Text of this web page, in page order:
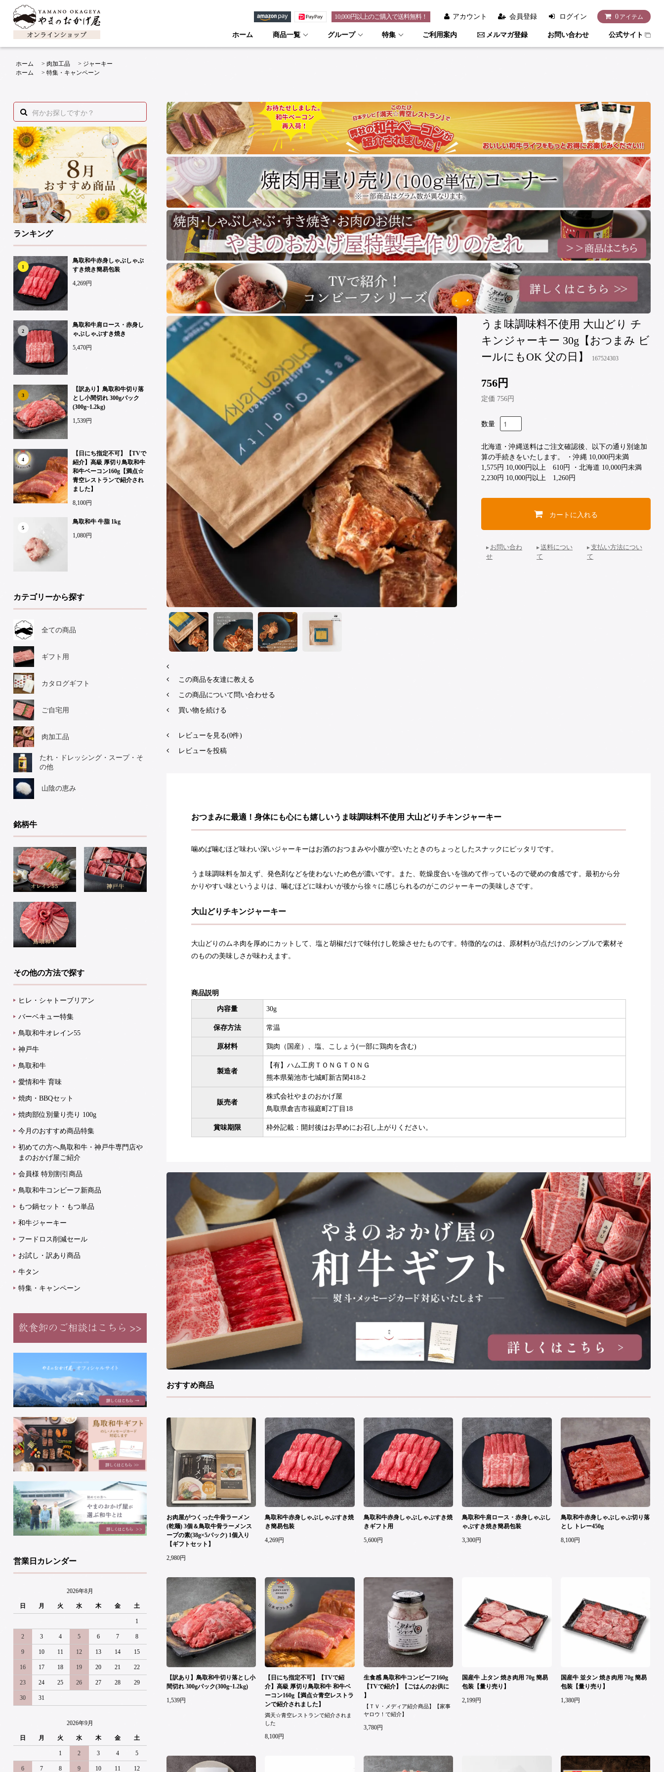
10,000円以上のご購入で送料無料！ アカウント 会員登録 ログイン 0 アイテム
ホーム 商品一覧 グループ 特集 ご利用案内 メルマガ登録 お問い合わせ 公式サイト
ホーム > 肉加工品 > ジャーキー
ホーム
> 特集・キャンペーン
ランキング
1
鳥取和牛赤身しゃぶしゃぶ
すき焼き簡易包装
4,269円
2
鳥取和牛肩ロース・赤身し
ゃぶしゃぶすき焼き
5,470円
3
【訳あり】鳥取和牛切り落
とし小間切れ 300gパック
(300g~1.2kg)
1,539円
4
【日にち指定不可】【TVで
紹介】高級 厚切り鳥取和牛
和牛ベーコン160g【満点☆
青空レストランで紹介され
ました】
8,100円
5
鳥取和牛 牛脂 1kg
1,080円
カテゴリーから探す
全ての商品
ギフト用
カタログギフト
ご自宅用
肉加工品
たれ・ドレッシング・スープ・そ
の他
山陰の恵み
銘柄牛
その他の方法で探す
ヒレ・シャトーブリアン
バーベキュー特集
鳥取和牛オレイン55
神戸牛
鳥取和牛
愛情和牛 育味
焼肉・BBQセット
焼肉部位別量り売り 100g
今月のおすすめ商品特集
初めての方へ鳥取和牛・神戸牛専門店や
まのおかげ屋ご紹介
会員様 特別割引商品
鳥取和牛コンビーフ新商品
もつ鍋セット・もつ単品
和牛ジャーキー
フードロス削減セール
お試し・訳あり商品
牛タン
特集・キャンペーン
営業日カレンダー
2026年8月
日 月 火 水 木 金 土
1
2 3 4 5 6 7 8
9 10 11 12 13 14 15
16 17 18 19 20 21 22
23 24 25 26 27 28 29
30 31
2026年9月
日 月 火 水 木 金 土
1 2 3 4 5
6 7 8 9 10 11 12
うま味調味料不使用 大山どり チ
キンジャーキー 30g【おつまみ ビ
ールにもOK 父の日】
167524303
756円
定価 756円
数量
北海道・沖縄送料はご注文確認後、以下の通り別途加
算の手続きをいたします。 ・沖縄 10,000円未満
1,575円 10,000円以上 610円 ・北海道 10,000円未満
2,230円 10,000円以上 1,260円
カートに入れる
お問い合わ
せ
送料につい
て
支払い方法につい
て
この商品を友達に教える
この商品について問い合わせる
買い物を続ける
レビューを見る(0件)
レビューを投稿
おつまみに最適！身体にも心にも嬉しいうま味調味料不使用 大山どりチキンジャーキー
噛めば噛むほど味わい深いジャーキーはお酒のおつまみや小腹が空いたときのちょっとしたスナックにピッタリです。
うま味調味料を加えず、発色剤などを使わないため色が濃いです。また、乾燥度合いを強めて作っているので硬めの食感です。最初から分
かりやすい味というよりは、噛むほどに味わいが後から徐々に感じられるのがこのジャーキーの美味しさです。
大山どりチキンジャーキー
大山どりのムネ肉を厚めにカットして、塩と胡椒だけで味付けし乾燥させたものです。特徴的なのは、原材料が3点だけのシンプルで素材そ
のものの美味しさが味わえます。
商品説明
内容量 30g
保存方法 常温
原材料 鶏肉（国産）、塩、こしょう(一部に鶏肉を含む)
製造者
【有】ハム工房ＴＯＮＧＴＯＮＧ
熊本県菊池市七城町新古閑418-2
販売者
株式会社やまのおかげ屋
鳥取県倉吉市福庭町2丁目18
賞味期限 枠外記載：開封後はお早めにお召し上がりください。
おすすめ商品
お肉屋がつくった牛骨ラーメン
(乾麺) 3個＆鳥取牛骨ラーメンス
ープの素(38g×5パック) 1個入り
【ギフトセット】
2,980円
鳥取和牛赤身しゃぶしゃぶすき焼
き簡易包装
4,269円
鳥取和牛赤身しゃぶしゃぶすき焼
きギフト用
5,600円
鳥取和牛肩ロース・赤身しゃぶし
ゃぶすき焼き簡易包装
3,300円
鳥取和牛赤身しゃぶしゃぶ切り落
とし トレー450g
8,100円
【訳あり】鳥取和牛切り落とし小
間切れ 300gパック(300g~1.2kg)
1,539円
【日にち指定不可】【TVで紹
介】高級 厚切り鳥取和牛 和牛ベ
ーコン160g【満点☆青空レストラ
ンで紹介されました】
満天☆青空レストランで紹介されま
した
8,100円
生食感 鳥取和牛コンビーフ160g
【TVで紹介】【ごはんのお供に
】
【ＴＶ・メディア紹介商品】【家事
ヤロウ！で紹介】
3,780円
国産牛 上タン 焼き肉用 70g 簡易
包装【量り売り】
2,199円
国産牛 並タン 焼き肉用 70g 簡易
包装【量り売り】
1,380円